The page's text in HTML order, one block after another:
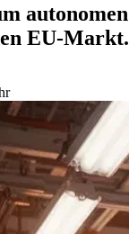
EU-Markt.